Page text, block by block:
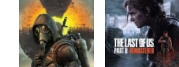
Регистрация